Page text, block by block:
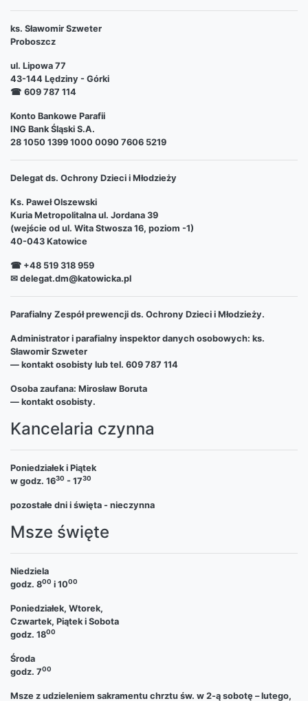
ks. Sławomir Szweter
Proboszcz
ul. Lipowa 77
43-144 Lędziny - Górki
☎ 609 787 114
Konto Bankowe Parafii
ING Bank Śląski S.A.
28 1050 1399 1000 0090 7606 5219
Delegat ds. Ochrony Dzieci i Młodzieży
Ks. Paweł Olszewski
Kuria Metropolitalna ul. Jordana 39
(wejście od ul. Wita Stwosza 16, poziom -1)
40-043 Katowice
☎ +48 519 318 959
✉ delegat.dm@katowicka.pl
Parafialny Zespół prewencji ds. Ochrony Dzieci i Młodzieży.
Administrator i parafialny inspektor danych osobowych: ks.
Sławomir Szweter
— kontakt osobisty lub tel. 609 787 114
Osoba zaufana: Mirosław Boruta
— kontakt osobisty.
Kancelaria czynna
Poniedziałek i Piątek
w godz. 1630 - 1730
pozostałe dni i święta - nieczynna
Msze święte
Niedziela
godz. 800 i 1000
Poniedziałek, Wtorek,
Czwartek, Piątek i Sobota
godz. 1800
Środa
godz. 700
Msze z udzieleniem sakramentu chrztu św. w 2-ą sobotę – lutego,